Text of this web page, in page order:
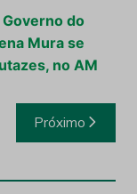
do
Mura se
no AM
Próximo